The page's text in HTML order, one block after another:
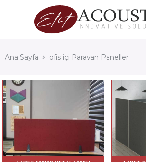
Ana Sayfa ofis içi Paravan Paneller